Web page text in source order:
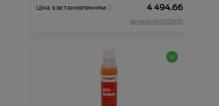
Ціна з встановленням 4 494.66
Артикул:N00000670